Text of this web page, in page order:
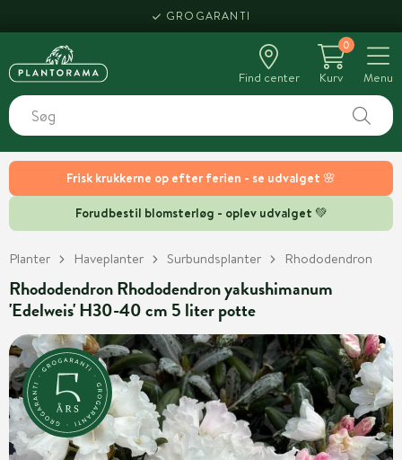
Frisk krukkerne op efter ferien - se udvalget 🌸
Forudbestil blomsterløg - oplev udvalget 💚
GROGARANTI
Find center
0
Kurv
Menu
Planter Haveplanter Surbundsplanter Rhododendron
Rhododendron Rhododendron yakushimanum
'Edelweis' H30-40 cm 5 liter potte